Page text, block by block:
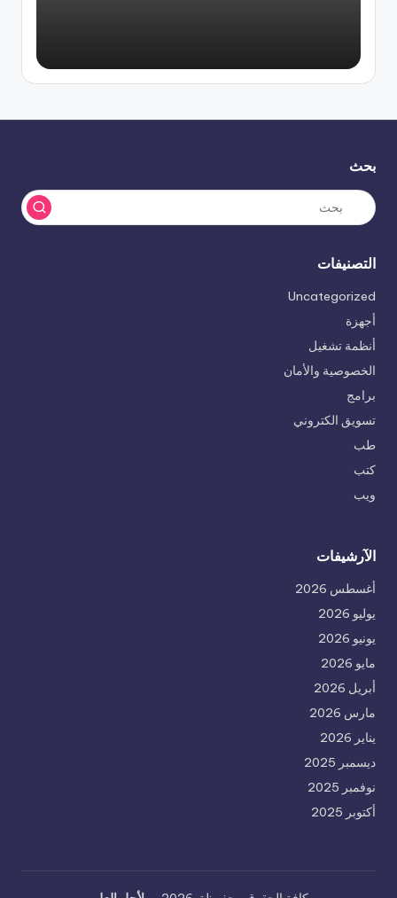
بحث
التصنيفات
Uncategorized
أجهزة
أنظمة تشغيل
الخصوصية والأمان
برامج
تسويق الكتروني
طب
كتب
ويب
الآرشيفات
أغسطس 2026
يوليو 2026
يونيو 2026
مايو 2026
أبريل 2026
مارس 2026
يناير 2026
ديسمبر 2025
نوفمبر 2025
أكتوبر 2025